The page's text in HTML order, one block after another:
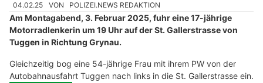
04.02.25 VON POLIZEI.NEWS REDAKTION
Am Montagabend, 3. Februar 2025, fuhr eine 17-jährige
Motorradlenkerin um 19 Uhr auf der St. Gallerstrasse von
Tuggen in Richtung Grynau.
Gleichzeitig bog eine 54-jährige Frau mit ihrem PW von der
Autobahnausfahrt Tuggen nach links in die St. Gallerstrasse ein.